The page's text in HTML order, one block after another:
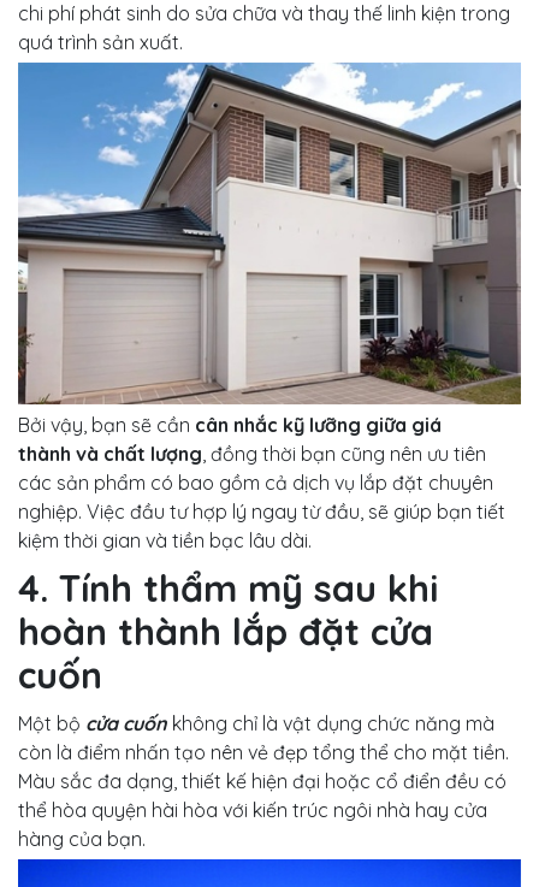
chi phí phát sinh do sửa chữa và thay thế linh kiện trong
quá trình sản xuất.
Bởi vậy, bạn sẽ cần cân nhắc kỹ lưỡng giữa giá
thành và chất lượng, đồng thời bạn cũng nên ưu tiên
các sản phẩm có bao gồm cả dịch vụ lắp đặt chuyên
nghiệp. Việc đầu tư hợp lý ngay từ đầu, sẽ giúp bạn tiết
kiệm thời gian và tiền bạc lâu dài.
4. Tính thẩm mỹ sau khi
hoàn thành lắp đặt cửa
cuốn
Một bộ cửa cuốn không chỉ là vật dụng chức năng mà
còn là điểm nhấn tạo nên vẻ đẹp tổng thể cho mặt tiền.
Màu sắc đa dạng, thiết kế hiện đại hoặc cổ điển đều có
thể hòa quyện hài hòa với kiến trúc ngôi nhà hay cửa
hàng của bạn.